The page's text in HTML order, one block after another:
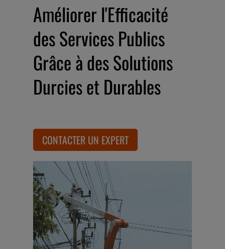
Améliorer l'Efficacité
des Services Publics
Grâce à des Solutions
Durcies et Durables
CONTACTER UN EXPERT